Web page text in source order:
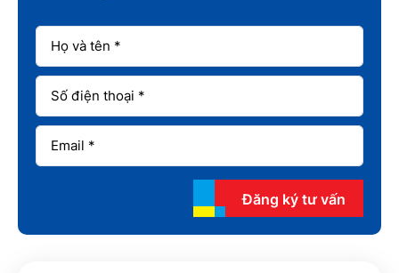
Đăng ký tư vấn